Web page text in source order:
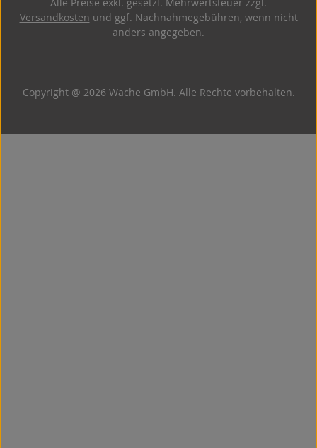
Copyright @ 2026 Wache GmbH. Alle Rechte vorbehalten.
Versandkosten und ggf. Nachnahmegebühren, wenn nicht
anders angegeben.